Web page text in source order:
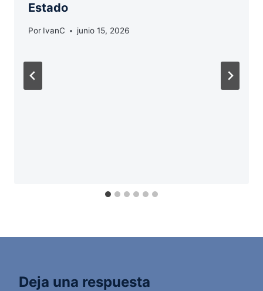
Estado
Por IvanC junio 15, 2026
Deja una respuesta